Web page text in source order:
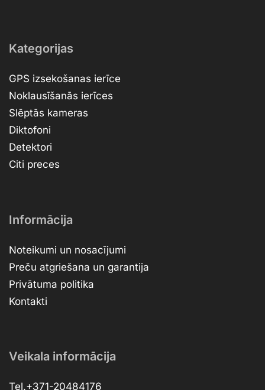
Kategorijas
GPS izsekošanas ierīce
Noklausīšanās ierīces
Slēptās kameras
Diktofoni
Detektori
Citi preces
Informācija
Noteikumi un nosacījumi
Preču atgriešana un garantija
Privātuma politika
Kontakti
Veikala informācija
Tel.+371-20484176